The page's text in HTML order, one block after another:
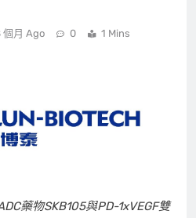
個月 Ago 0 1 Mins
藥物SKB105與PD-1xVEGF雙